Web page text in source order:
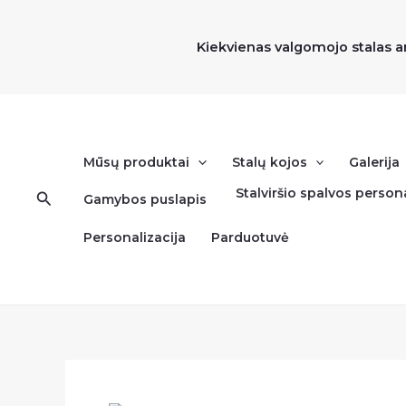
Kiekvienas valgomojo stalas
Paieška
Mūsų produktai Stalų kojos Galerija
Gamybos puslapis Stalviršio spalvos
Personalizacija Parduotuvė